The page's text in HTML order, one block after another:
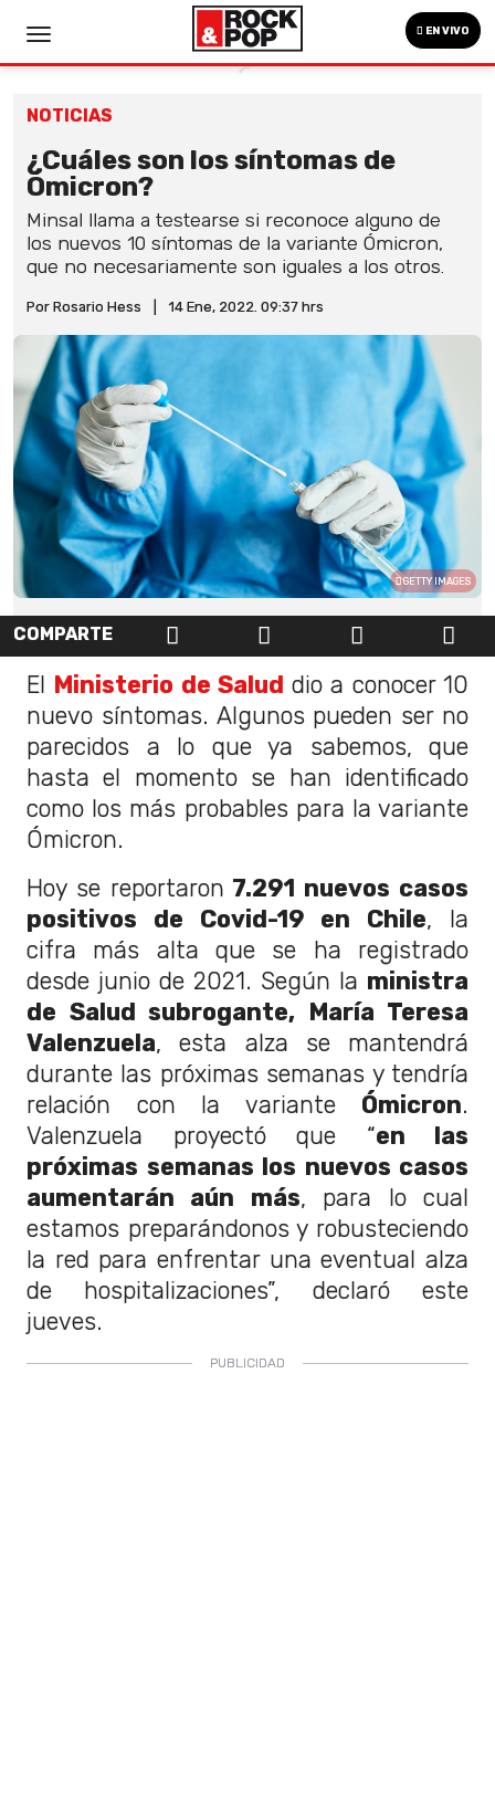
EN VIVO
NOTICIAS
¿Cuáles son los síntomas de
Ómicron?
Minsal llama a testearse si reconoce alguno de
los nuevos 10 síntomas de la variante Ómicron,
que no necesariamente son iguales a los otros.
Por Rosario Hess 14 Ene, 2022. 09:37 hrs
GETTY IMAGES
COMPARTE
El Ministerio de Salud dio a conocer 10
nuevo síntomas. Algunos pueden ser no
parecidos a lo que ya sabemos, que
hasta el momento se han identificado
como los más probables para la variante
Ómicron.
Hoy se reportaron 7.291 nuevos casos
positivos de Covid-19 en Chile, la
cifra más alta que se ha registrado
desde junio de 2021. Según la ministra
de Salud subrogante, María Teresa
Valenzuela, esta alza se mantendrá
durante las próximas semanas y tendría
relación con la variante Ómicron.
Valenzuela proyectó que “en las
próximas semanas los nuevos casos
aumentarán aún más, para lo cual
estamos preparándonos y robusteciendo
la red para enfrentar una eventual alza
de hospitalizaciones”, declaró este
jueves.